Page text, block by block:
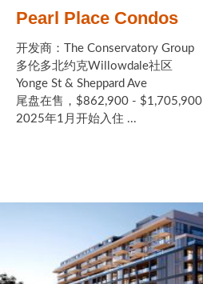
Pearl Place Condos
开发商：The Conservatory Group
多伦多北约克Willowdale社区
Yonge St & Sheppard Ave
尾盘在售，$862,900 - $1,705,900
2025年1月开始入住 ...